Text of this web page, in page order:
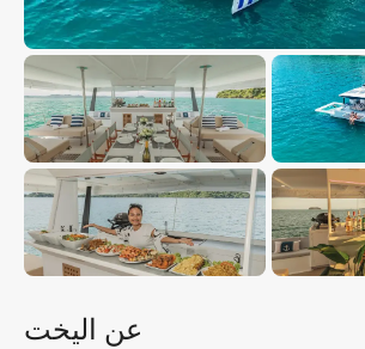
عن اليخت